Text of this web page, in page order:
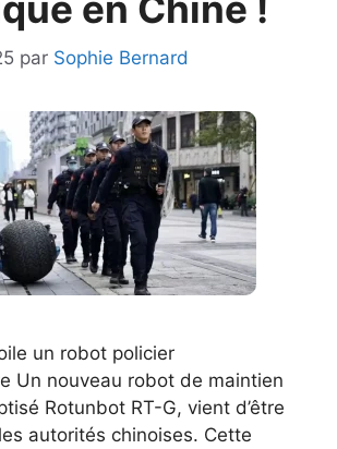
en Chine !
par Sophie Bernard
un robot policier
Un nouveau robot de maintien
Rotunbot RT-G, vient d’être
autorités chinoises. Cette